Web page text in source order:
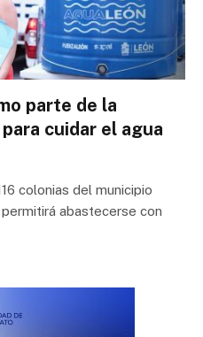
parte de la
cuidar el agua
colonias del municipio
abastecerse con